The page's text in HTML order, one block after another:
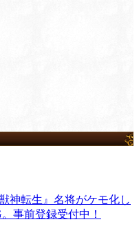
神転生』名将がケモ化し
事前登録受付中！